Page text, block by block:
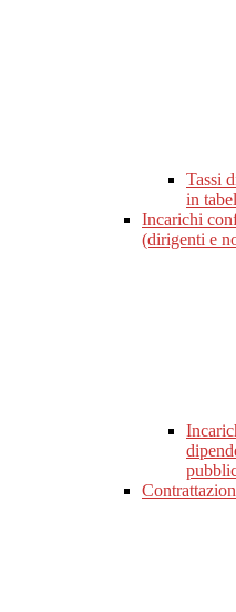
Tassi
in
Incarichi
(dirigenti e